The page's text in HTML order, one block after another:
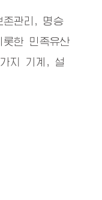
존관리, 명승
한 민족유산
지 기계, 설